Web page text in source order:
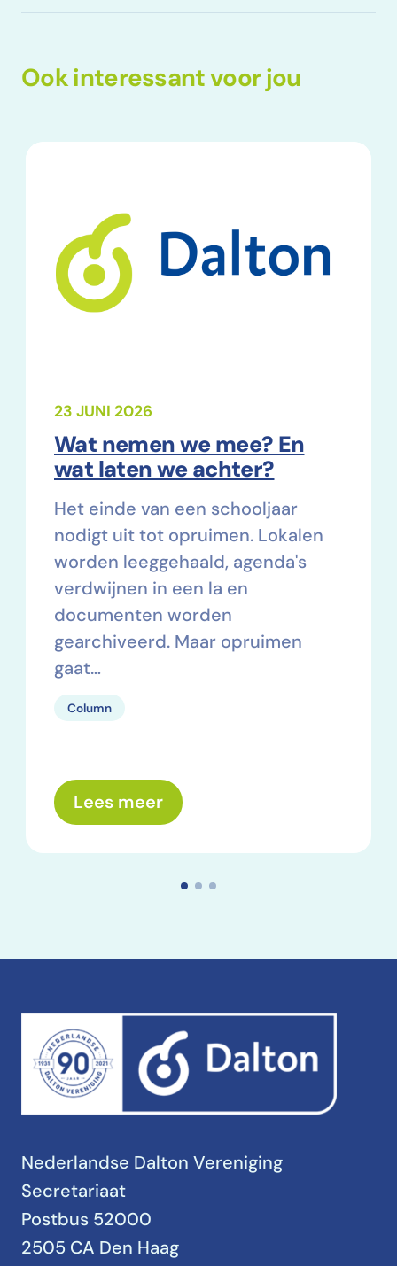
Ook interessant voor jou
Wat nemen we mee? En
wat laten we achter?
23 JUNI 2026
Het einde van een schooljaar
nodigt uit tot opruimen. Lokalen
worden leeggehaald, agenda's
verdwijnen in een la en
documenten worden
gearchiveerd. Maar opruimen
gaat…
Column
Lees meerover: Wat nemen we mee?
Nederlandse Dalton Vereniging
Secretariaat
Postbus 52000
2505 CA Den Haag